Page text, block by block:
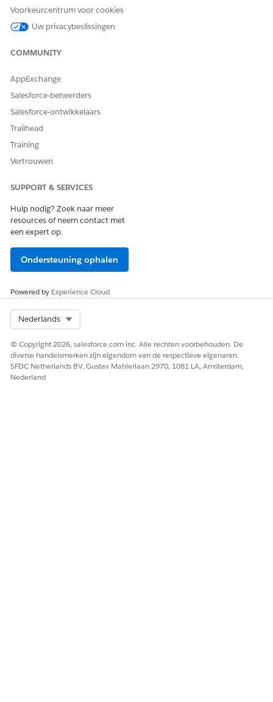
deactiveer ze.
Laat ons weten wat we kunnen doen om te verbeteren!
Voorkeurcentrum voor cookies
Uw privacybeslissingen
COMMUNITY
AppExchange
Salesforce-beheerders
Salesforce-ontwikkelaars
Trailhead
Training
Vertrouwen
SUPPORT & SERVICES
Hulp nodig? Zoek naar meer
resources of neem contact met
een expert op.
Ondersteuning ophalen
Powered by Experience Cloud
Nederlands
© Copyright 2026, salesforce.com inc. Alle rechten voorbehouden. De
diverse handelsmerken zijn eigendom van de respectieve eigenaren.
SFDC Netherlands BV, Gustav Mahlerlaan 2970, 1081 LA, Amsterdam,
Nederland